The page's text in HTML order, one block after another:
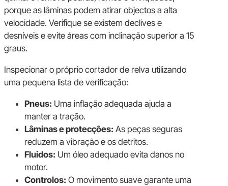
porque as lâminas podem atirar objectos a alta
velocidade. Verifique se existem declives e
desníveis e evite áreas com inclinação superior a 15
graus.
Inspecionar o próprio cortador de relva utilizando
uma pequena lista de verificação:
Pneus: Uma inflação adequada ajuda a
manter a tração.
Lâminas e protecções: As peças seguras
reduzem a vibração e os detritos.
Fluidos: Um óleo adequado evita danos no
motor.
Controlos: O movimento suave garante uma